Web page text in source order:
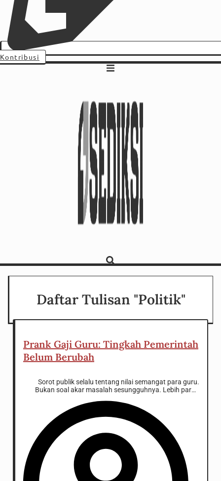
Kontribusi
Daftar Tulisan "Politik"
Prank Gaji Guru: Tingkah Pemerintah
Belum Berubah
Sorot publik selalu tentang nilai semangat para guru.
Bukan soal akar masalah sesungguhnya. Lebih parah
pemimpin dari tingkat sekolah sampai pemerintahan.